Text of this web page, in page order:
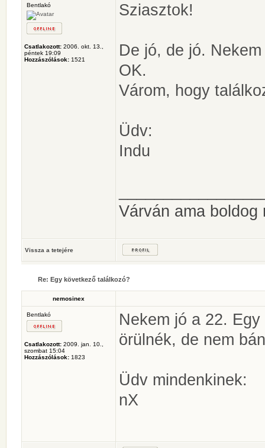
Bentlakó
Csatlakozott: 2006. okt. 13.,
péntek 19:09
Hozzászólások: 1521
Sziasztok!
De jó, de jó.
OK.
Várom, hogy
Üdv:
Indu
Várván ama boldog
Vissza a tetejére
Re: Egy következő találkozó?
nemosinex
Bentlakó
Csatlakozott: 2009. jan. 10.,
szombat 15:04
Hozzászólások: 1823
Nekem jó a 22.
örülnék, de nem
Üdv mindenkinek:
nX